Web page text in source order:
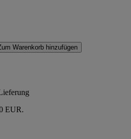
Warenkorb hinzufügen
EUR.